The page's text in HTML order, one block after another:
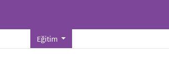
Eğitim